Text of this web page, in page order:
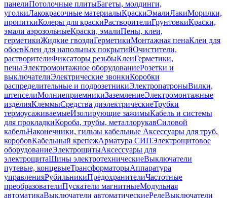
панелиПотолочные плитыБагеты, молдинги,
уголкиЛакокрасочные материалыКраскиЭмалиЛакиМорилки,
пропиткиКолеры для краскиРастворителиГрунтовкиКраски,
эмали аэрозольныеКраски, эмалиПены, клеи,
герметикиЖидкие гвоздиГерметикиМонтажная пенаКлеи для
обоевКлеи для напольных покрытийОчистители,
растворителиФиксаторы резьбыКлеиГерметики,
пеныЭлектромонтажное оборудованиеРозетки и
выключателиЭлектрические звонкиКоробки
распределительные и подрозетникиЭлектропатроныВилки,
штепселиМолниеприемникиЗаземлениеЭлектромонтажные
изделияКлеммыСредства диэлектрическиеТрубки
термоусаживаемыеИзолирующие зажимыКабель и системы
для прокладкиКороба, трубы, металлорукавСиловой
кабельНаконечники, гильзы кабельные Аксессуары для труб,
коробовКабельный крепежАрматура СИПЭлектрощитовое
оборудованиеЭлектрощитыАксессуары для
электрощитаШины электротехническиеВыключатели
путевые, концевыеТрансформаторыАппаратура
управленияРубильникиПредохранителиЧастотные
преобразователиПускатели магнитныеМодульная
автоматикаВыключатели автоматическиеРелеВыключатели